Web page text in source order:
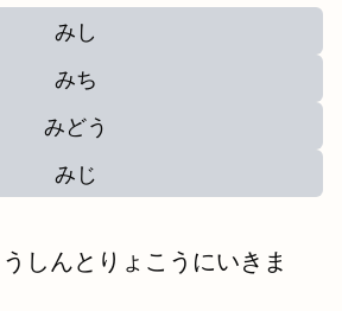
みし
みち
みどう
みじ
しんとりょこうにいきま